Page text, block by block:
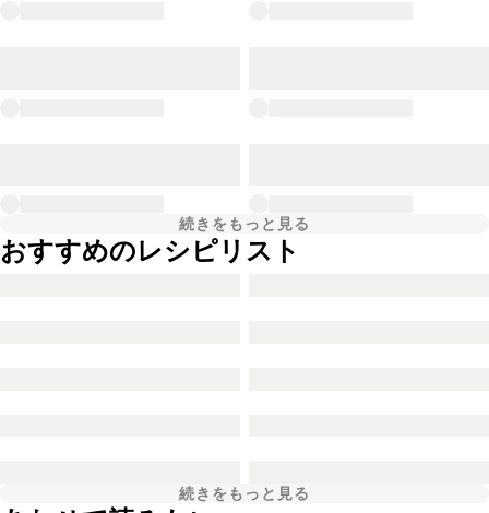
続きをもっと見る
おすすめのレシピリスト
続きをもっと見る